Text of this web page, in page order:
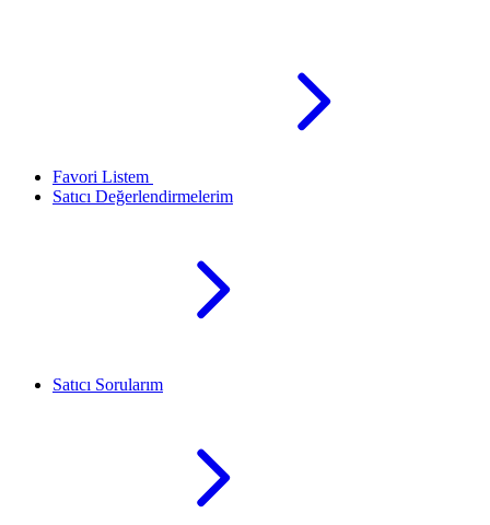
Favori Listem
Satıcı Değerlendirmelerim
Satıcı Sorularım